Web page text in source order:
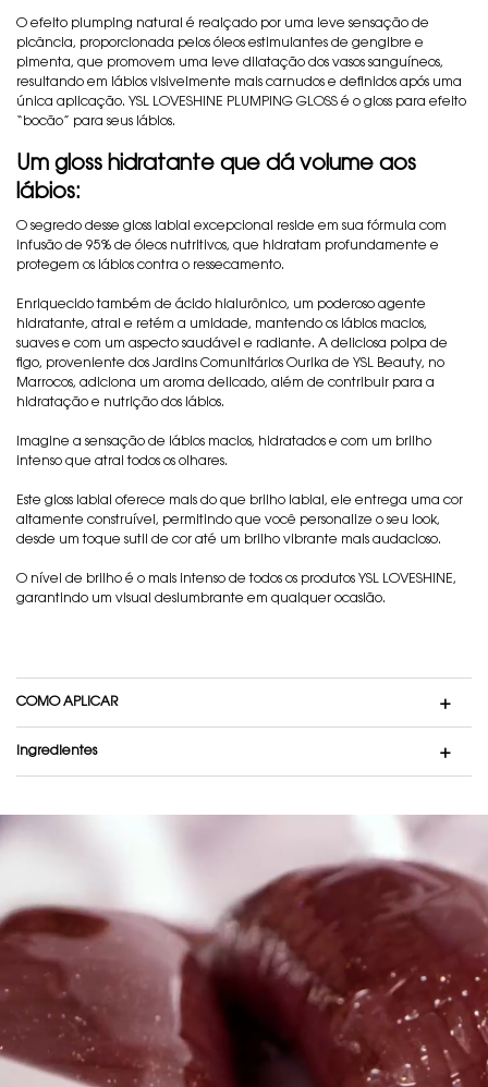
O efeito plumping natural é realçado por uma leve sensação de
picância, proporcionada pelos óleos estimulantes de gengibre e
pimenta, que promovem uma leve dilatação dos vasos sanguíneos,
resultando em lábios visivelmente mais carnudos e definidos após uma
única aplicação. YSL LOVESHINE PLUMPING GLOSS é o gloss para efeito
“bocão” para seus lábios.
Um gloss hidratante que dá volume aos
lábios:
O segredo desse gloss labial excepcional reside em sua fórmula com
infusão de 95% de óleos nutritivos, que hidratam profundamente e
protegem os lábios contra o ressecamento.
Enriquecido também de ácido hialurônico, um poderoso agente
hidratante, atrai e retém a umidade, mantendo os lábios macios,
suaves e com um aspecto saudável e radiante. A deliciosa polpa de
figo, proveniente dos Jardins Comunitários Ourika de YSL Beauty, no
Marrocos, adiciona um aroma delicado, além de contribuir para a
hidratação e nutrição dos lábios.
Imagine a sensação de lábios macios, hidratados e com um brilho
intenso que atrai todos os olhares.
Este gloss labial oferece mais do que brilho labial, ele entrega uma cor
altamente construível, permitindo que você personalize o seu look,
desde um toque sutil de cor até um brilho vibrante mais audacioso.
O nível de brilho é o mais intenso de todos os produtos YSL LOVESHINE,
garantindo um visual deslumbrante em qualquer ocasião.
COMO APLICAR
Ingredientes